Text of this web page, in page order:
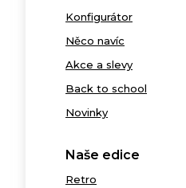
Konfigurátor
Něco navíc
Akce a slevy
Back to school
Novinky
Naše edice
Retro